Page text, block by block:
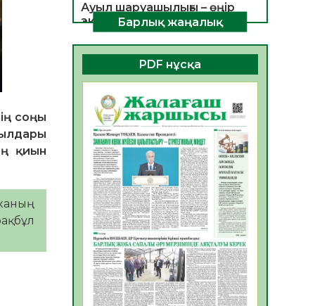
соңы
қиын
бұл
Ауыл шаруашылығы – өңір
экономикасының негізгі
тірегі
06.08.2026
27 0
ҚОҒАМДЫҚ БЕЛСЕНДІЛІК –
ЕЛ ДАМУЫНЫҢ НЕГІЗІ
06.08.2026
26
ҚҰРЫЛТАЙ САЙЛАУЫ –
БОЛАШАҚҚА БАСТАР
ЖАУАПТЫ ТАҢДАУ
06.08.2026
28
Инфекциялық ауруларға
қарсы иммундау
жұмыстарының тиімділігі
06.08.2026
29
Көкжөтел ауруы туралы
Барлық жаңалық
PDF нұсқа